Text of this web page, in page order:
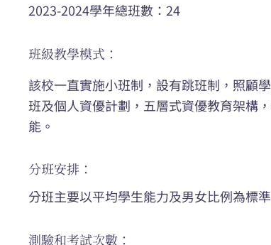
2023-2024學年總班數：24
班級教學模式：
該校一直實施小班制，設有跳班制，照顧
班及個人資優計劃，五層式資優教育架構
能。
分班安排：
分班主要以平均學生能力及男女比例為標準
測驗和考試次數：